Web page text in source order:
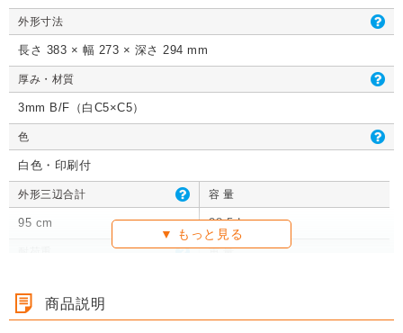
詳しくみる 詳しくみる 詳しくみる 詳し
詳しくみる 詳しくみる 詳しくみる 詳し
詳しくみる 詳し
外形寸法
長さ 383 × 幅 273 × 深さ 294 mm
厚み・材質
3mm B/F（白C5×C5）
色
白色・印刷付
外形三辺合計 容 量
95 cm 28.5 L
重 量
梱包形態商品説明